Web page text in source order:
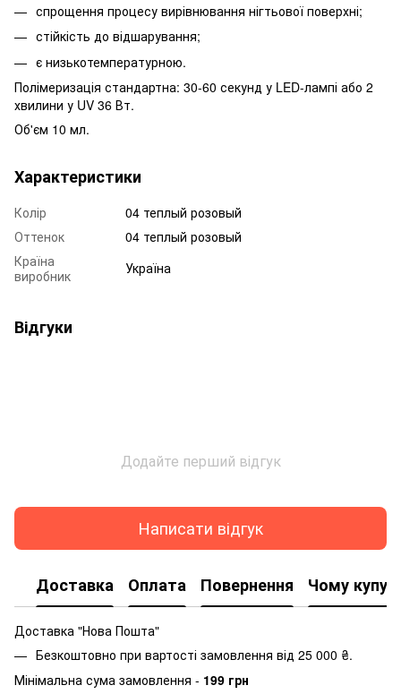
спрощення процесу вирівнювання нігтьової поверхні;
стійкість до відшарування;
є низькотемпературною.
Полімеризація стандартна: 30-60 секунд у LED-лампі або 2
хвилини у UV 36 Вт.
Об'єм 10 мл.
Характеристики
Колір
04 теплый розовый
Оттенок
04 теплый розовый
Країна
виробник
Україна
Відгуки
Додайте перший відгук
Написати відгук
Доставка Оплата Повернення Чому
Доставка "Нова Пошта"
Безкоштовно при вартості замовлення від 25 000 ₴.
Мінімальна сума замовлення - 199 грн